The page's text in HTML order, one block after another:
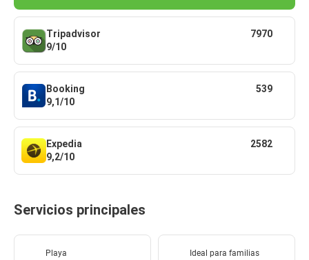
Tripadvisor
9/10
7970
Booking
9,1/10
539
Expedia
9,2/10
2582
Servicios principales
Playa Ideal para familias